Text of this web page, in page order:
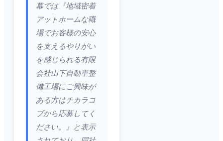
幕では『地域密着
アットホームな職
場でお客様の安心
を支えるやりがい
を感じられる有限
会社山下自動車整
備工場にご興味が
ある方はチカラコ
ブから応募してく
ださい。』と表示